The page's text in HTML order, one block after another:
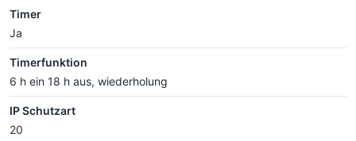
Timer
Ja
Timerfunktion
6 h ein 18 h aus, wiederholung
IP Schutzart
20